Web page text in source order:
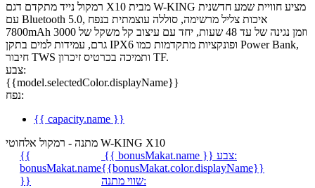
רמקול נייד מתקדם דגם X10 מבית W-KING מציע חוויית שמע חדשנית
עם Bluetooth 5.0, איכות צליל מרשימה, סוללה עוצמתית בנפח
7800mAh וזמן נגינה של עד 48 שעות, יחד עם עיצוב קל משקל של 3000
גרם, עמידות למים בתקן IPX6 ופונקציות מתקדמות כמו Power Bank,
חיבור TWS ותמיכה בכרטיס זיכרון TF.
צבע:
{{model.selectedColor.displayName}}
נפח:
{{ capacity.name }}
מתנה - רמקול אלחוטי W-KING X10
{{
bonusMakat.name
}}
{{ bonusMakat.name }}
צבע:
{{bonusMakat.color.displayName}}
שווי מתנה: